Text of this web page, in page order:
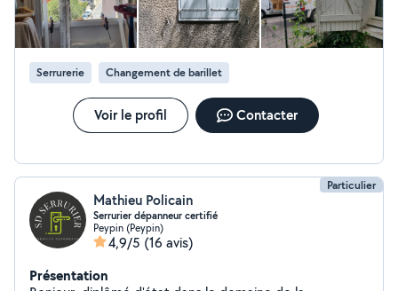
Serrurerie Changement de barillet
Voir le profil Contacter
Particulier
Mathieu Policain
Serrurier dépanneur certifié
Peypin (Peypin)
4,9/5 (16 avis)
Présentation